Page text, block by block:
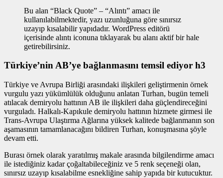
Bu alan “Black Quote” – “Alıntı” amacı ile
kullanılabilmektedir, yazı uzunluğuna göre sınırsız
uzayıp kısalabilir yapıdadır. WordPress editörü
içerisinde alıntı iconuna tıklayarak bu alanı aktif bir hale
getirebilirsiniz.
Türkiye’nin AB’ye bağlanmasını temsil ediyor h3
Türkiye ve Avrupa Birliği arasındaki ilişkileri geliştirmenin örnek
vurgulu yazı yükümlülük olduğunu anlatan Turhan, bugün temeli
atılacak demiryolu hattının AB ile ilişkileri daha güçlendireceğini
vurguladı. Halkalı-Kapıkule demiryolu hattının hizmete girmesi ile
Trans-Avrupa Ulaştırma Ağlarına yüksek kalitede bağlanmanın son
aşamasının tamamlanacağını bildiren Turhan, konuşmasına şöyle
devam etti.
Burası örnek olarak yaratılmış makale arasında bilgilendirme amacı
ile istediğiniz kadar çoğaltabileceğiniz ve 5 renk seçeneği olan,
sınırsız uzayıp kısalabilme esnekliğine sahip yapıda bir kutucuktur.